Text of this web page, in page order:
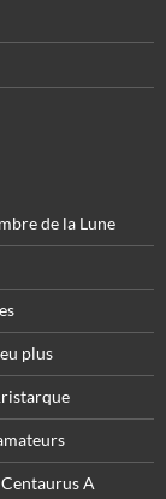
de la Lune
plus
A